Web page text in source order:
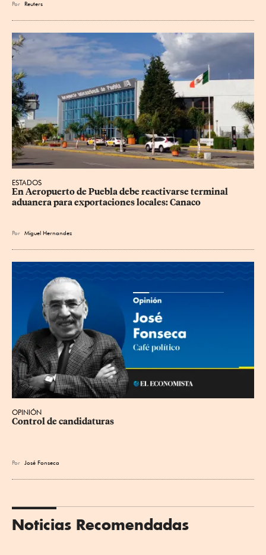
Por Reuters
ESTADOS
En Aeropuerto de Puebla debe reactivarse terminal
aduanera para exportaciones locales: Canaco
Por Miguel Hernandez
OPINIÓN
Control de candidaturas
Por José Fonseca
Noticias Recomendadas